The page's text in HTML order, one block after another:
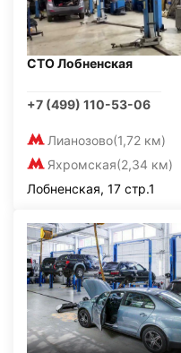
СТО Лобненская
+7 (499) 110-53-06
Лианозово(1,72 км)
Яхромская(2,34 км)
Лобненская, 17 стр.1